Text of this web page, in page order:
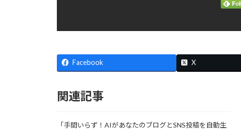
Facebook X
関連記事
「手間いらず！AIがあなたのブログとSNS投稿を自動生